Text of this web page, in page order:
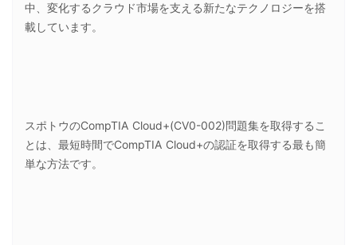
中、変化するクラウド市場を支える新たなテクノロジーを搭
載しています。
スポトウのCompTIA Cloud+(CV0-002)問題集を取得するこ
とは、最短時間でCompTIA Cloud+の認証を取得する最も簡
単な方法です。